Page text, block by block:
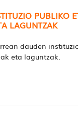
PUBLIKO
LAGUNTZAK
dauden
eta laguntzak.